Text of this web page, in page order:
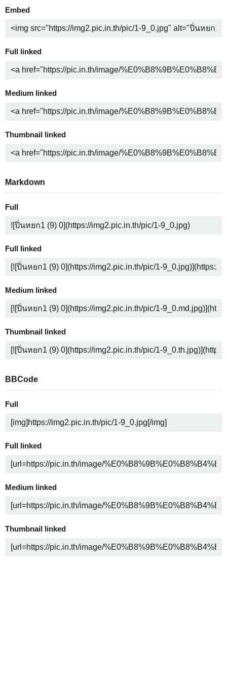
Embed
Full linked
Medium linked
Thumbnail linked
Markdown
Full
Full linked
Medium linked
Thumbnail linked
BBCode
Full
Full linked
Medium linked
Thumbnail linked